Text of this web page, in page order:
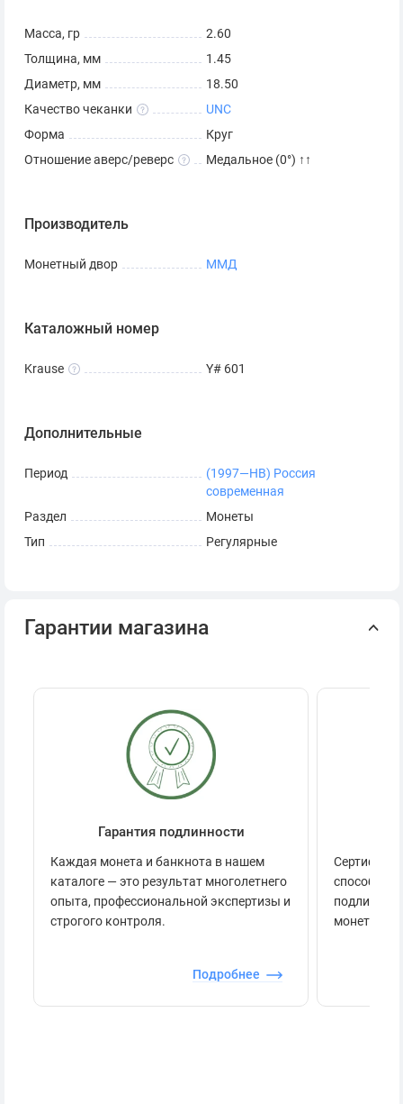
Масса, гр
2.60
Толщина, мм
1.45
Диаметр, мм
18.50
Качество чеканки
UNC
Форма
Круг
Отношение аверс/реверс
Медальное (0°) ↑↑
Производитель
Монетный двор ММД
Каталожный номер
Krause Y# 601
Дополнительные
Период
(1997—НВ) Россия
современная
Раздел
Монеты
Тип
Регулярные
Гарантии магазина
Гарантия подлинности
Каждая монета и банкнота в нашем
каталоге — это результат многолетнего
опыта, профессиональной экспертизы и
строгого контроля.
Подробнее
способов
монеты.